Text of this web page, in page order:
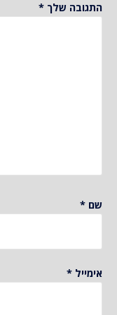
התגובה שלך *
שם *
אימייל *